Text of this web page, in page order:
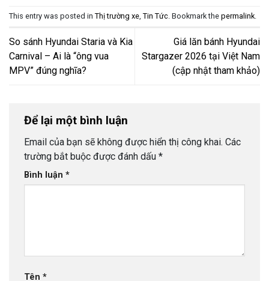
This entry was posted in Thị trường xe Tin Tức . Bookmark the permalink
So sánh Hyundai Staria và Kia
Carnival – Ai là “ông vua
MPV” đúng nghĩa?
Giá lăn bánh Hyundai
Stargazer 2026 tại Việt Nam
(cập nhật tham khảo)
Để lại một bình luận
Email của bạn sẽ không được hiển thị công khai. Các
trường bắt buộc được đánh dấu *
Bình luận *
Tên *